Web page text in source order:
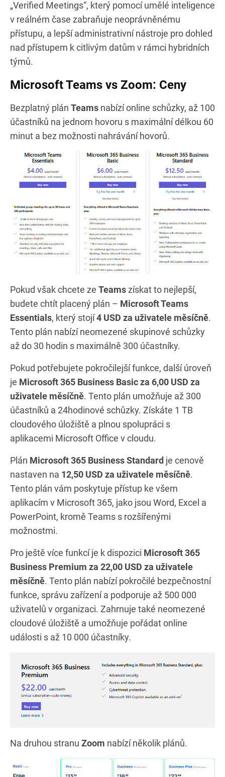
„Verified Meetings“, který pomocí umělé inteligence
v reálném čase zabraňuje neoprávněnému
přístupu, a lepší administrativní nástroje pro dohled
nad přístupem k citlivým datům v rámci hybridních
týmů.
Microsoft Teams vs Zoom: Ceny
Bezplatný plán Teams nabízí online schůzky, až 100
účastníků na jednom hovoru s maximální délkou 60
minut a bez možnosti nahrávání hovorů.
Pokud však chcete ze Teamszískat to nejlepší,
budete chtít placený plán – Microsoft Teams
Essentials, který stojí4 USD za uživatele měsíčně.
Tento plán nabízí neomezené skupinové schůzky
až do 30 hodin s maximálně 300 účastníky.
Pokud potřebujete pokročilejší funkce, další úroveň
je Microsoft 365 Business Basic za 6,00 USD za
uživatele měsíčně. Tento plán umožňuje až 300
účastníků a 24hodinové schůzky. Získáte 1 TB
cloudového úložiště a plnou spolupráci s
aplikacemi Microsoft Office v cloudu.
Plán Microsoft 365 Business Standard je cenově
nastaven na 12,50 USD za uživatele měsíčně.
Tento plán vám poskytuje přístup ke všem
aplikacím v Microsoft 365, jako jsou Word, Excel a
PowerPoint, kromě Teams s rozšířenými
možnostmi.
Pro ještě více funkcí je k dispozici Microsoft 365
Business Premium za 22,00 USD za uživatele
měsíčně. Tento plán nabízí pokročilé bezpečnostní
funkce, správu zařízení a podporuje až 500 000
uživatelů v organizaci. Zahrnuje také neomezené
cloudové úložiště a umožňuje pořádat online
události s až 10 000 účastníky.
Na druhou stranu Zoom nabízí několik plánů.